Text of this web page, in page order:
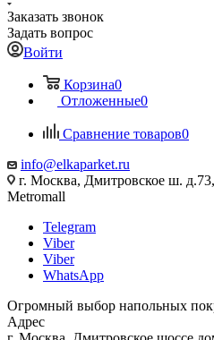
Заказать звонок
Задать вопрос
Войти
Корзина0
Отложенные0
Сравнение товаров0
info@elkaparket.ru
г. Москва, Дмитровское ш.
Metromall
Telegram
Viber
Viber
WhatsApp
Огромный выбор напольных
Адрес